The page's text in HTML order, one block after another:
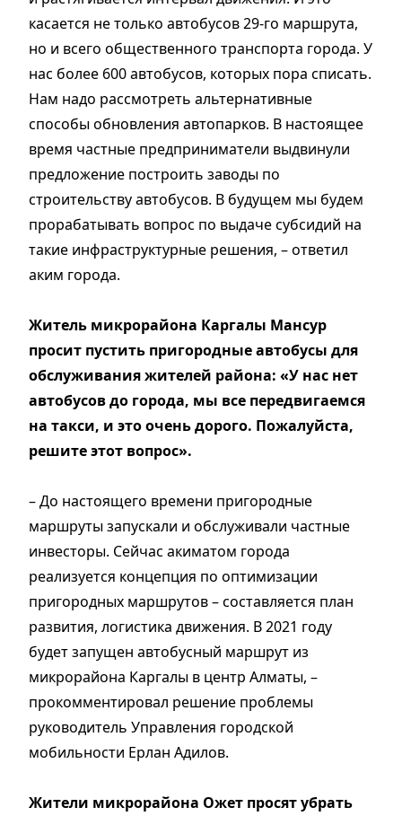
касается не только автобусов 29-го маршрута,
но и всего общественного транспорта города. У
нас более 600 автобусов, которых пора списать.
Нам надо рассмотреть альтернативные
способы обновления автопарков. В настоящее
время частные предприниматели выдвинули
предложение построить заводы по
строительству автобусов. В будущем мы будем
прорабатывать вопрос по выдаче субсидий на
такие инфраструктурные решения, – ответил
аким города.
Житель микрорайона Каргалы Мансур
просит пустить пригородные автобусы для
обслуживания жителей района: «У нас нет
автобусов до города, мы все передвигаемся
на такси, и это очень дорого. Пожалуйста,
решите этот вопрос».
– До настоящего времени пригородные
маршруты запускали и обслуживали частные
инвесторы. Сейчас акиматом города
реализуется концепция по оптимизации
пригородных маршрутов – составляется план
развития, логистика движения. В 2021 году
будет запущен автобусный маршрут из
микрорайона Каргалы в центр Алматы, –
прокомментировал решение проблемы
руководитель Управления городской
мобильности Ерлан Адилов.
Жители микрорайона Ожет просят убрать